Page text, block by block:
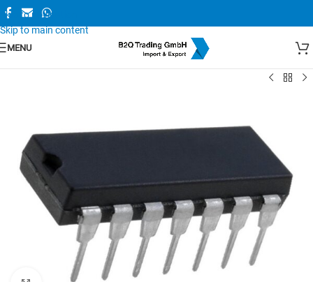
Skip to navigation
Skip to main content
MENU